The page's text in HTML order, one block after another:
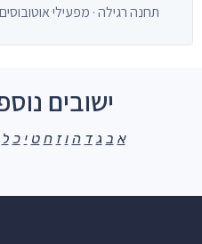
תחנה רגילה · מפעילי אוטובוסים
ישובים
א ב ג ד ה ו ז ח ט י כ ל